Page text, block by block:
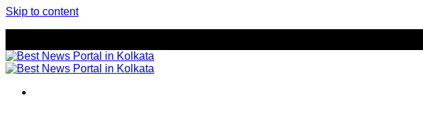
Skip to content